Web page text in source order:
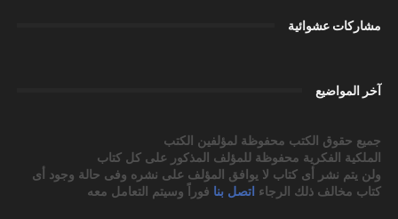
مشاركات عشوائية
آخر المواضيع
جميع حقوق الكتب محفوظة لمؤلفين الكتب
الملكية الفكرية محفوظة للمؤلف المذكور على كل كتاب
ولن يتم نشر أى كتاب لا يوافق المؤلف على نشره وفى حالة وجود أى
كتاب مخالف ذلك الرجاء اتصل بنا فوراً وسيتم التعامل معه